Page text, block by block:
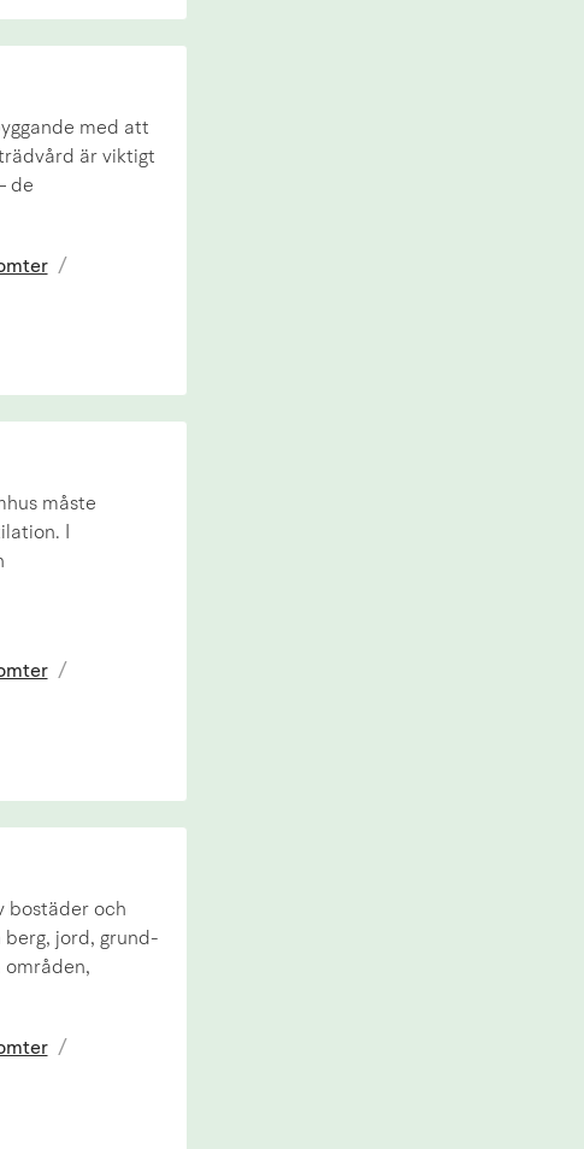
med att
är viktigt
de
/
måste
I
/
bostäder och
berg, jord, grund-
områden,
/